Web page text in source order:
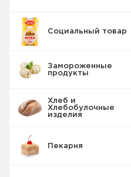
Социальный товар
Замороженные
продукты
Хлеб и
Хлебобулочные
изделия
Пекарня